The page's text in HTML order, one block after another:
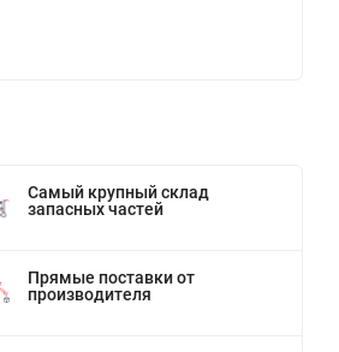
Самый крупный склад
запасных частей
Прямые поставки от
производителя